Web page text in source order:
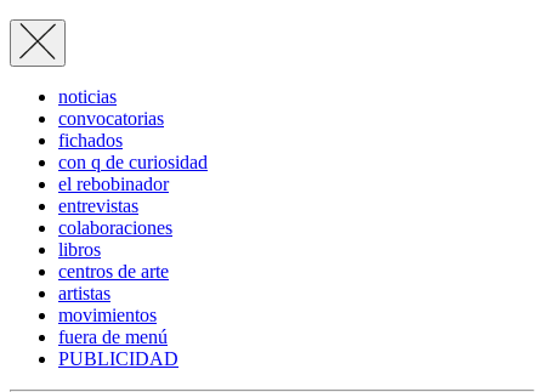
noticias
convocatorias
fichados
con q de curiosidad
el rebobinador
entrevistas
colaboraciones
libros
centros de arte
artistas
movimientos
fuera de menú
PUBLICIDAD